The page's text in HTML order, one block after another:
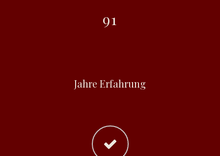
91
Jahre Erfahrung